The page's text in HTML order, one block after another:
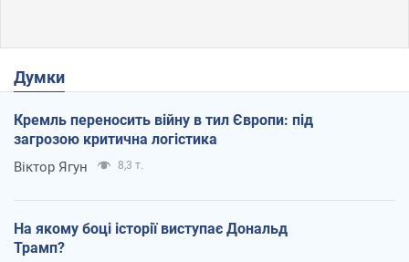
Думки
Кремль переносить війну в тил Європи: під
загрозою критична логістика
Віктор Ягун 8,3 т.
На якому боці історії виступає Дональд
Трамп?